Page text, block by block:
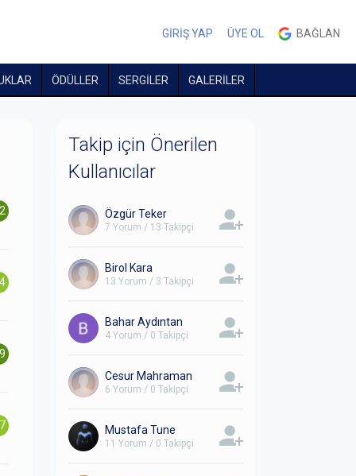
GİRİŞ YAP ÜYE OL BAĞLAN
ÖDÜLLER SERGİLER GALERİLER
Takip için Önerilen
Kullanıcılar
Özgür Teker
7 Yorum / 13 Takipçi
Birol Kara
13 Yorum / 3 Takipçi
Bahar Aydıntan
4 Yorum / 0 Takipçi
Cesur Mahraman
6 Yorum / 0 Takipçi
Mustafa Tune
11 Yorum / 0 Takipçi